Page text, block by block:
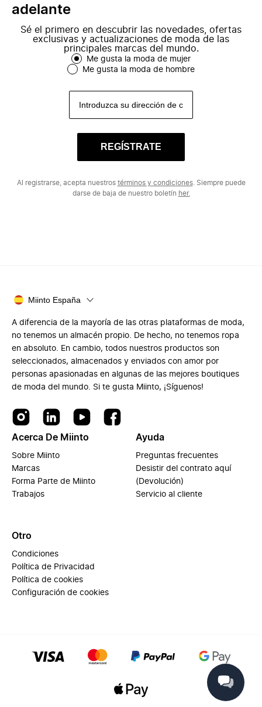
adelante
Sé el primero en descubrir las novedades, ofertas
exclusivas y actualizaciones de moda de las
principales marcas del mundo.
Me gusta la moda de mujer
Me gusta la moda de hombre
REGÍSTRATE
Al registrarse, acepta nuestros términos y condiciones. Siempre puede
darse de baja de nuestro boletín her.
Miinto España
A diferencia de la mayoría de las otras plataformas de moda,
no tenemos un almacén propio. De hecho, no tenemos ropa
en absoluto. En cambio, todos nuestros productos son
seleccionados, almacenados y enviados con amor por
personas apasionadas en algunas de las mejores boutiques
de moda del mundo. Si te gusta Miinto, ¡Síguenos!
Acerca De Miinto
Sobre Miinto
Marcas
Forma Parte de Miinto
Trabajos
Ayuda
Preguntas frecuentes
Desistir del contrato aquí
(Devolución)
Servicio al cliente
Otro
Condiciones
Política de Privacidad
Política de cookies
Configuración de cookies